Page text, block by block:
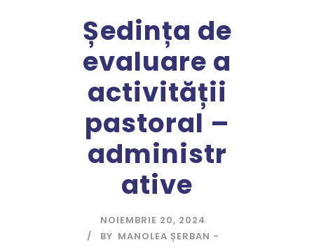
Ședința de
evaluare a
activității
pastoral –
administr
ative
NOIEMBRIE 20, 2024
BY MANOLEA ȘERBAN -